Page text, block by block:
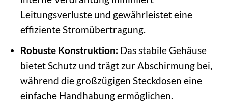
Leitungsverluste und gewährleistet eine
effiziente Stromübertragung.
Robuste Konstruktion: Das stabile Gehäuse
bietet Schutz und trägt zur Abschirmung bei,
während die großzügigen Steckdosen eine
einfache Handhabung ermöglichen.